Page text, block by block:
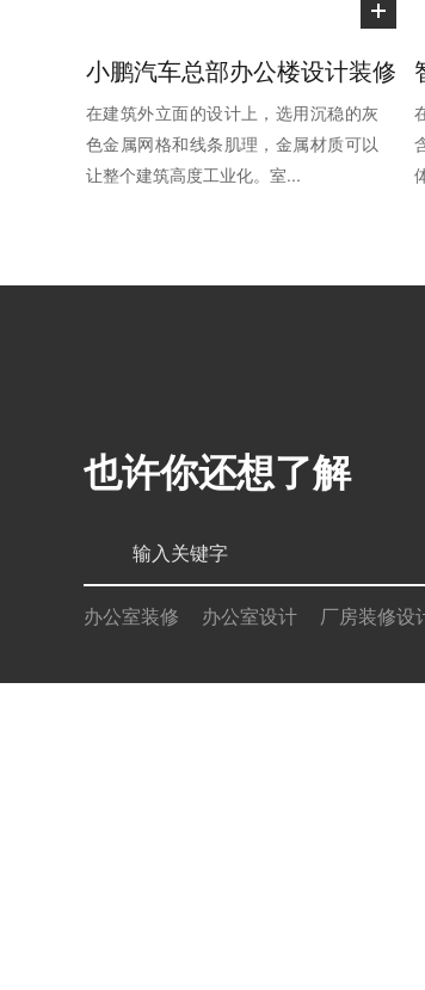
小鹏汽车总部办公楼设计装修
在建筑外立面的设计上，选用沉稳的灰
色金属网格和线条肌理，金属材质可以
让整个建筑高度工业化。室...
也许你还想了解
办公室装修 办公室设计 厂房装修设